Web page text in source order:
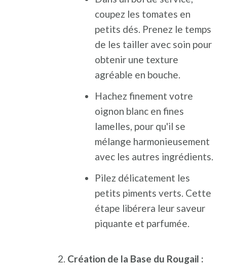
coupez les tomates en
petits dés. Prenez le temps
de les tailler avec soin pour
obtenir une texture
agréable en bouche.
Hachez finement votre
oignon blanc en fines
lamelles, pour qu'il se
mélange harmonieusement
avec les autres ingrédients.
Pilez délicatement les
petits piments verts. Cette
étape libérera leur saveur
piquante et parfumée.
Création de la Base du Rougail :